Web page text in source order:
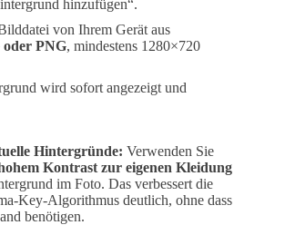
hinzufügen“.
von Ihrem Gerät aus
oder PNG, mindestens 1280×720
wird sofort angezeigt und
Hintergründe: Verwenden Sie
Kontrast zur eigenen Kleidung
im Foto. Das verbessert die
Key-Algorithmus deutlich, ohne dass
benötigen.